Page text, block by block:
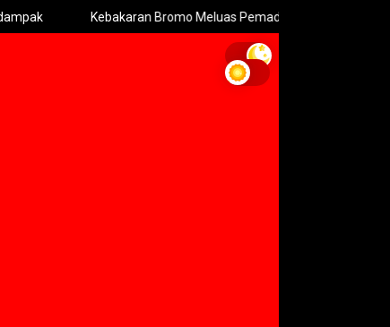
Kebakaran Bromo Meluas Pemadaman Terhambat Medan